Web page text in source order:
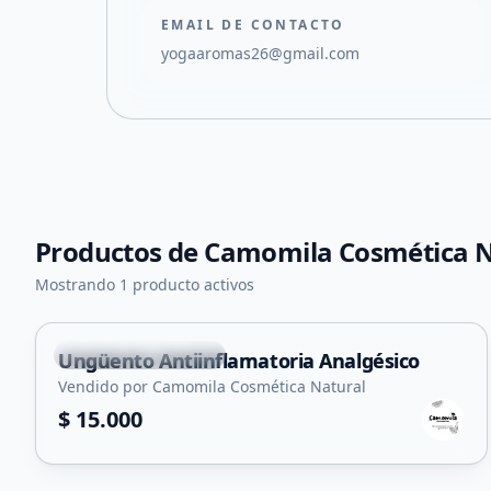
EMAIL DE CONTACTO
yogaaromas26@gmail.com
Productos deCamomila Cosmética
Mostrando 1 producto activos
Potrero de Los Funes
Ungüento Antiinflamatoria Analgésico
Vendido por Camomila Cosmética Natural
$ 15.000